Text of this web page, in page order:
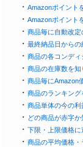
・ Amazonポイント
・ Amazonポイント
・ 商品毎に自動改
・ 最終納品日から
・ 商品の各コンデ
・ 商品の在庫数を知
・ 商品毎にAmazon
・ 商品のランキング
・ 商品単体の今の
・ どの商品が赤字か
・ 下限・上限価格
・ 商品の平均価格